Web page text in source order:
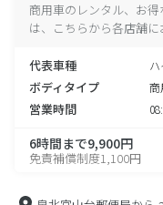
商用車のレンタル、お
は、こちらから各店舗に
代表車種
ボディタイプ 商
営業時間
6時間まで9,900円
免責補償制度1,100円